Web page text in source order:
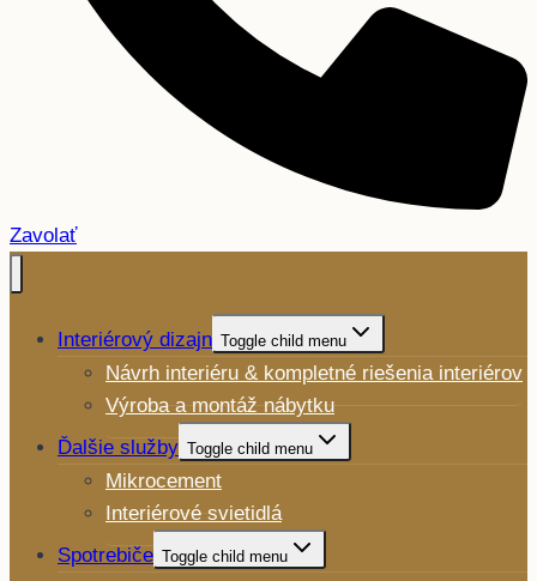
Zavolať
Interiérový dizajn Toggle child menu
Návrh interiéru & kompletné riešenia interiérov
Výroba a montáž nábytku
Ďalšie služby Toggle child menu
Mikrocement
Interiérové svietidlá
Spotrebiče Toggle child menu